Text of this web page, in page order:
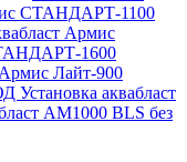
СТАНДАРТ-1100
Армис
1600
Лайт-900
Установка аквабласт
AM1000 BLS без